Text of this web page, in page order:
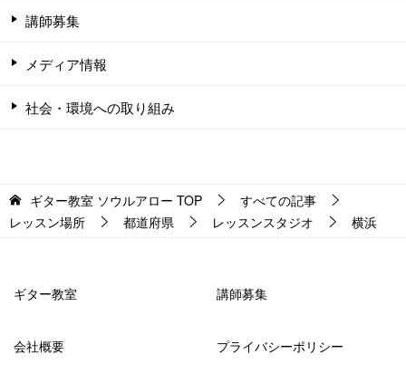
講師募集
メディア情報
社会・環境への取り組み
ギター教室 ソウルアロー TOP
すべての記事
レッスン場所
都道府県 レッスンスタジオ 横浜
ギター教室 講師募集
会社概要 プライバシーポリシー